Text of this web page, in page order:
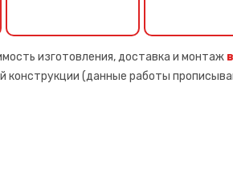
изготовления, доставка и монтаж
конструкции (данные работы